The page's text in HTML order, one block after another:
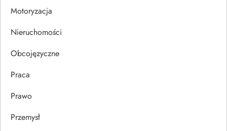
u
Motoryzacja
Nieruchomości
Obcojęzyczne
Praca
Prawo
Przemysł